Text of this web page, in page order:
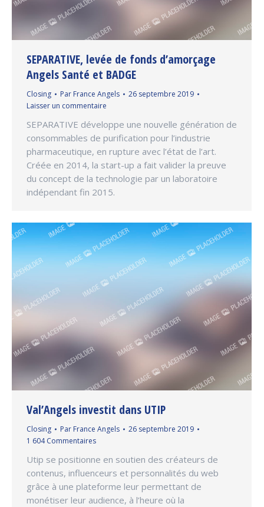
SEPARATIVE, levée de fonds d’amorçage
Angels Santé et BADGE
Closing Par France Angels
26 septembre 2019
Laisser un commentaire
SEPARATIVE développe une nouvelle génération de
consommables de purification pour l’industrie
pharmaceutique, en rupture avec l’état de l’art.
Créée en 2014, la start-up a fait valider la preuve
du concept de la technologie par un laboratoire
indépendant fin 2015.
Val’Angels investit dans UTIP
Closing Par France Angels
26 septembre 2019
1 604 Commentaires
Utip se positionne en soutien des créateurs de
contenus, influenceurs et personnalités du web
grâce à une plateforme leur permettant de
monétiser leur audience, à l’heure où la